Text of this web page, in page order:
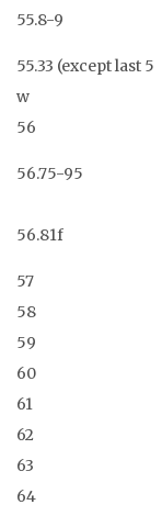
55.8-9
55.33 (except last 5
w
56
56.75-95
56.81f
57
58
59
60
61
62
63
64